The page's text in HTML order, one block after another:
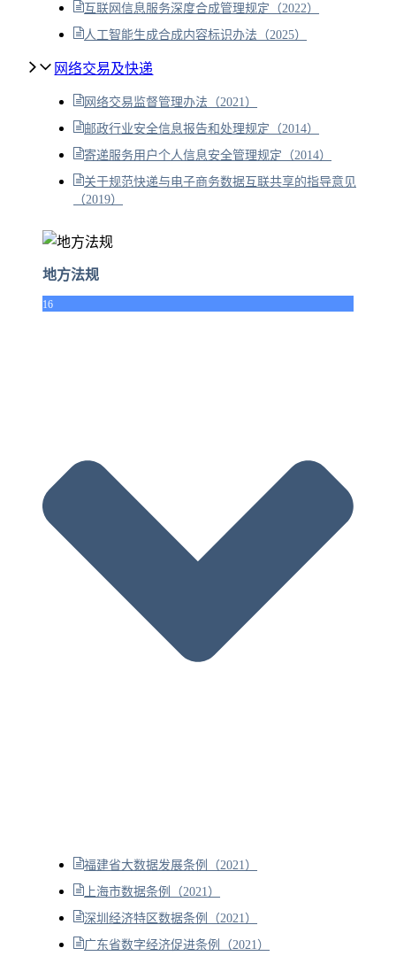
互联网信息服务深度合成管理规定（2022）
人工智能生成合成内容标识办法（2025）
网络交易及快递
网络交易监督管理办法（2021）
邮政行业安全信息报告和处理规定（2014）
寄递服务用户个人信息安全管理规定（2014）
关于规范快递与电子商务数据互联共享的指导意见
（2019）
地方法规
16
福建省大数据发展条例（2021）
上海市数据条例（2021）
深圳经济特区数据条例（2021）
广东省数字经济促进条例（2021）